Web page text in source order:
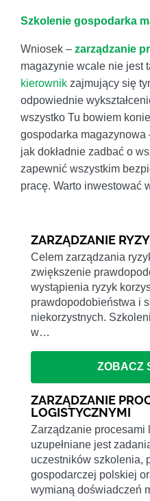
Szkolenie gospodarka
Wniosek – zarządzanie
magazynie wcale nie jest
kierownik zajmujący się
odpowiednie
wszystko Tu bowiem
gospodarka
jak dokładnie zadbać o
zapewnić wszystkim
pracę. Warto inwestować
ZARZĄDZANIE
Celem zarządzania
zwiększenie
wystąpienia ryzyk
prawdopodobieństwa i
niekorzystnych.
w…
ZOBACZ
ZARZĄDZANIE
LOGISTYCZNYMI
Zarządzanie procesami
uzupełniane jest
uczestników szkolenia,
gospodarczej polskiej
wymianą doświadczeń